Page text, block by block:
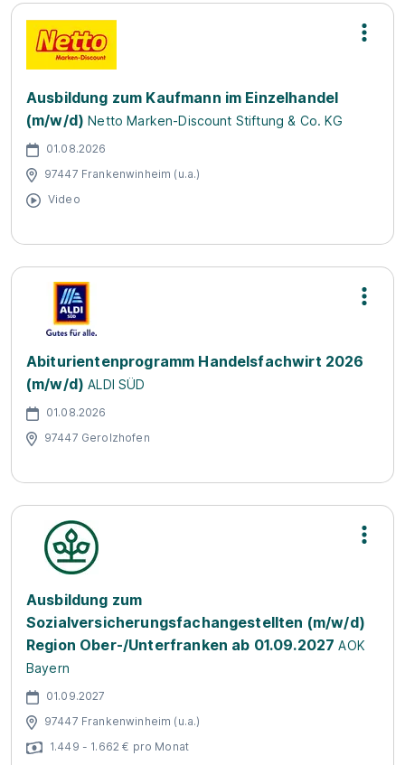
Ausbildung zum Kaufmann im Einzelhandel
(m/w/d) Netto Marken-Discount Stiftung & Co. KG
01.08.2026
97447 Frankenwinheim (u.a.)
Video
Abiturientenprogramm Handelsfachwirt 2026
(m/w/d) ALDI SÜD
01.08.2026
97447 Gerolzhofen
Ausbildung zum
Sozialversicherungsfachangestellten (m/w/d)
Region Ober-/Unterfranken ab 01.09.2027 AOK
Bayern
01.09.2027
97447 Frankenwinheim (u.a.)
1.449 - 1.662 € pro Monat